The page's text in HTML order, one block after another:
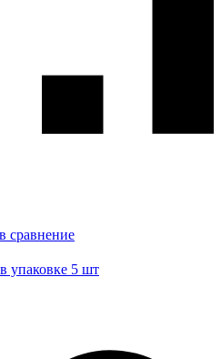
сравнение
упаковке 5 шт